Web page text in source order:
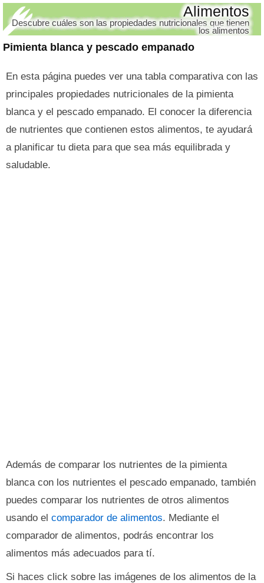
Pimienta blanca y pescado empanado
Alimentos
Descubre cuáles son las propiedades nutricionales que tienen
los alimentos
En esta página puedes ver una tabla comparativa con las
principales propiedades nutricionales de la pimienta
blanca y el pescado empanado. El conocer la diferencia
de nutrientes que contienen estos alimentos, te ayudará
a planificar tu dieta para que sea más equilibrada y
saludable.
Además de comparar los nutrientes de la pimienta
blanca con los nutrientes el pescado empanado, también
puedes comparar los nutrientes de otros alimentos
usando el comparador de alimentos. Mediante el
comparador de alimentos, podrás encontrar los
alimentos más adecuados para tí.
Si haces click sobre las imágenes de los alimentos de la